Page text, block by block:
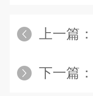
上一篇：
下一篇：